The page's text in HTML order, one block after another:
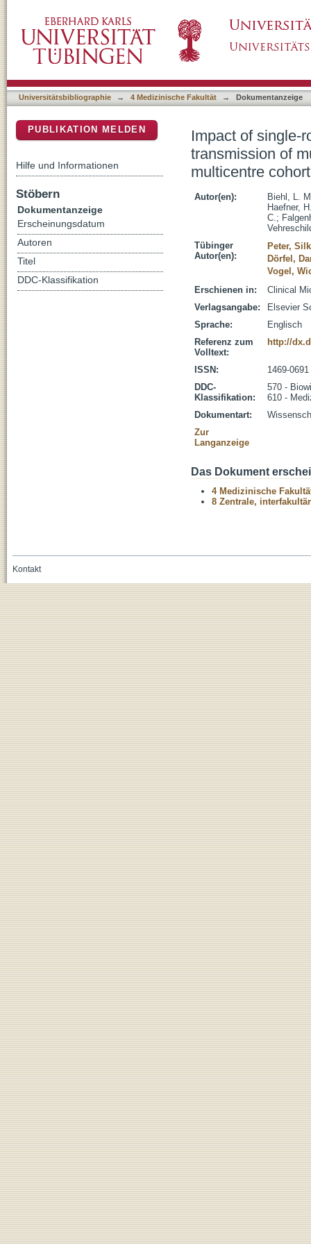
resistant Escherichia coli : a prospective
oncological wards
Universitätsbibliographie → 4 Medizinische Fakultät → Dokumentanzeige
Impact of single-
transmission of
multicentre
Autor(en):
Biehl, L.
Haefner,
C.;
Tübinger
Autor(en):
Peter,
Dörfel,
Vogel,
Erschienen in:
Clinical
Verlagsangabe:
Elsevier
Sprache:
Englisch
Referenz zum
Volltext:
http://
ISSN:
1469-0691
DDC-
Klassifikation:
570 -
610 -
Dokumentart:
Zur
Langanzeige
Das Dokument
4 Medizinische
8 Zentrale,
PUBLIKATION MELDEN
Hilfe und Informationen
Stöbern
Dokumentanzeige
Erscheinungsdatum
Autoren
Titel
DDC-Klassifikation
Kontakt